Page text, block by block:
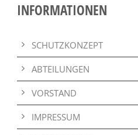
INFORMATIONEN
SCHUTZKONZEPT
ABTEILUNGEN
VORSTAND
IMPRESSUM